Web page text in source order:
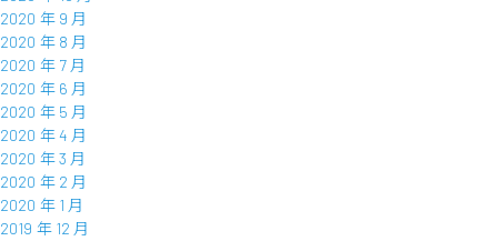
2020 年 9 月
2020 年 8 月
2020 年 7 月
2020 年 6 月
2020 年 5 月
2020 年 4 月
2020 年 3 月
2020 年 2 月
2020 年 1 月
2019 年 12 月